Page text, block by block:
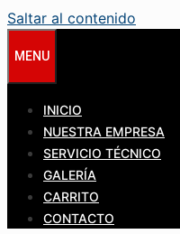
Saltar al contenido
MENU
INICIO
NUESTRA EMPRESA
SERVICIO TÉCNICO
GALERÍA
CARRITO
CONTACTO